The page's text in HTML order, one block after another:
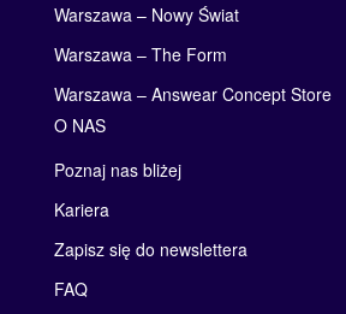
Warszawa – Nowy Świat
Warszawa – The Form
Warszawa – Answear Concept Store
O NAS
Poznaj nas bliżej
Kariera
Zapisz się do newslettera
FAQ